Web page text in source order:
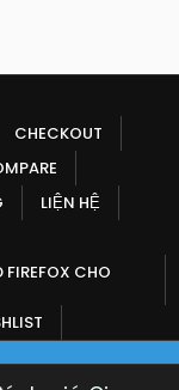
CHECKOUT
LIỆN HỆ
CHO